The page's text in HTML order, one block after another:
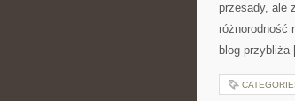
przesady, ale
różnorodność
blog